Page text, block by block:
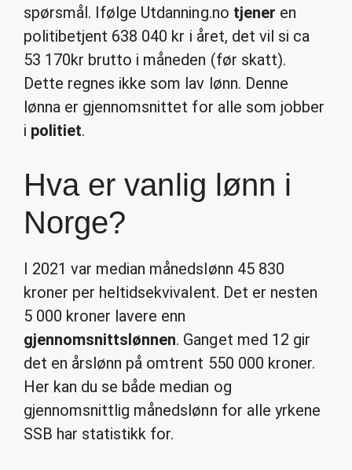
spørsmål. Ifølge Utdanning.no tjener en
politibetjent 638 040 kr i året, det vil si ca
53 170kr brutto i måneden (før skatt).
Dette regnes ikke som lav lønn. Denne
lønna er gjennomsnittet for alle som jobber
i politiet.
Hva er vanlig lønn i
Norge?
I 2021 var median månedslønn 45 830
kroner per heltidsekvivalent. Det er nesten
5 000 kroner lavere enn
gjennomsnittslønnen. Ganget med 12 gir
det en årslønn på omtrent 550 000 kroner.
Her kan du se både median og
gjennomsnittlig månedslønn for alle yrkene
SSB har statistikk for.